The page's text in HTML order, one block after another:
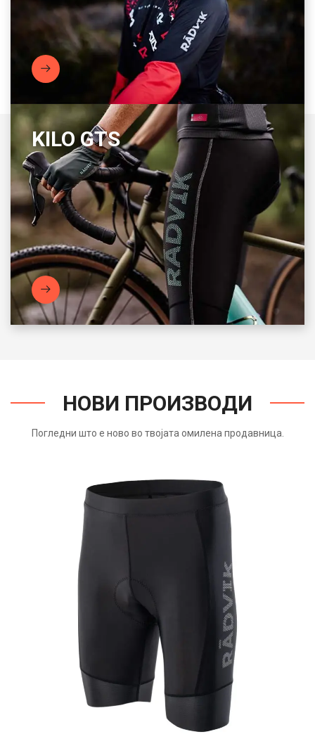
KILO GTS
НОВИ ПРОИЗВОДИ
Погледни што е ново во твојата омилена продавница.